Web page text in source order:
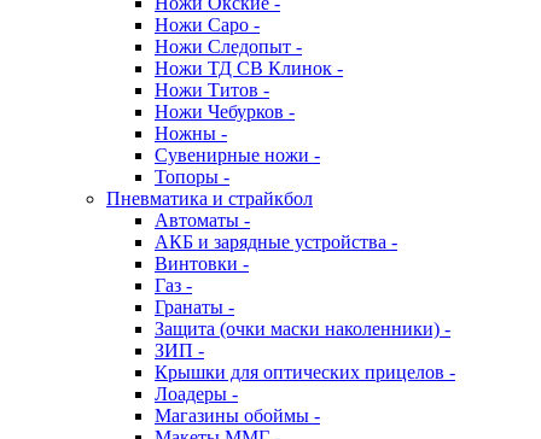
Ножи Саро -
Ножи Следопыт -
Ножи ТД СВ Клинок -
Ножи Титов -
Ножи Чебурков -
Ножны -
Сувенирные ножи -
Топоры -
Пневматика и страйкбол
Автоматы -
АКБ и зарядные устройства -
Винтовки -
Газ -
Гранаты -
Защита (очки маски наколенники) -
ЗИП -
Крышки для оптических прицелов -
Лоадеры -
Магазины обоймы -